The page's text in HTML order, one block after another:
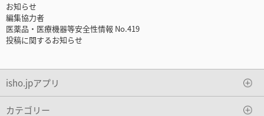
お知らせ
編集協力者
医薬品・医療機器等安全性情報 No.419
投稿に関するお知らせ
isho.jpアプリ
カテゴリー